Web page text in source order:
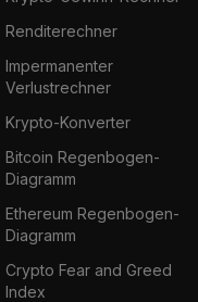
Renditerechner
Impermanenter
Verlustrechner
Krypto-Konverter
Bitcoin Regenbogen-
Diagramm
Ethereum Regenbogen-
Diagramm
Crypto Fear and Greed
Index